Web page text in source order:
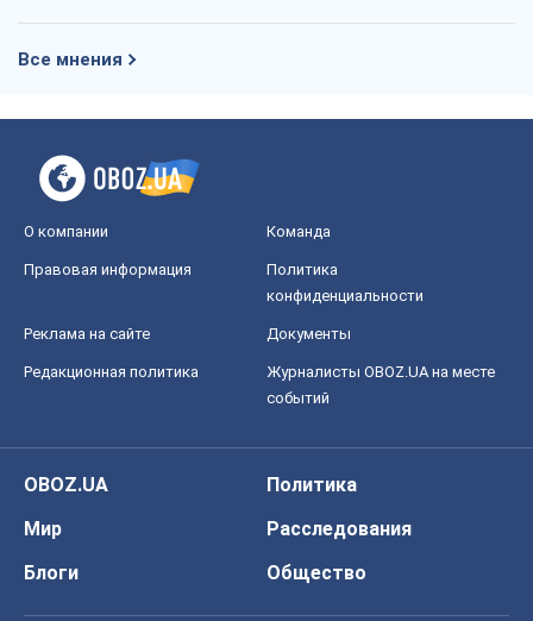
Все мнения
О компании Команда
Правовая информация
Политика
конфиденциальности
Реклама на сайте Документы
Редакционная политика
Журналисты OBOZ.UA на месте
событий
OBOZ.UA
Политика
Мир
Расследования
Блоги
Общество